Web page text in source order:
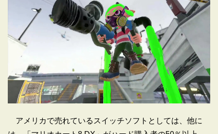
アメリカで売れているスイッチソフトとしては、他に